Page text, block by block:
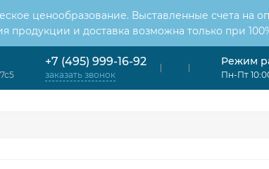
ценообразование. Выставленные счета на
продукции и доставка возможна только при
+7 (495) 999-16-92
заказать звонок
Режим
Пн-Пт